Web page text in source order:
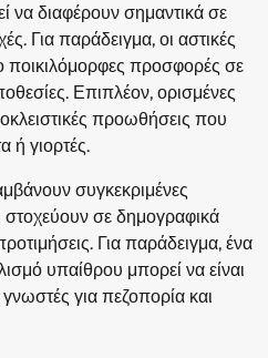
να διαφέρουν σημαντικά σε
Για παράδειγμα, οι αστικές
ποικιλόμορφες προσφορές σε
Επιπλέον, ορισμένες
προωθήσεις που
ή γιορτές.
συγκεκριμένες
στοχεύουν σε δημογραφικά
Για παράδειγμα, ένα
υπαίθρου μπορεί να είναι
για πεζοπορία και